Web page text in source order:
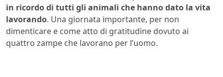
in ricordo di tutti gli animali che hanno dato la vita
lavorando. Una giornata importante, per non
dimenticare e come atto di gratitudine dovuto ai
quattro zampe che lavorano per l’uomo.